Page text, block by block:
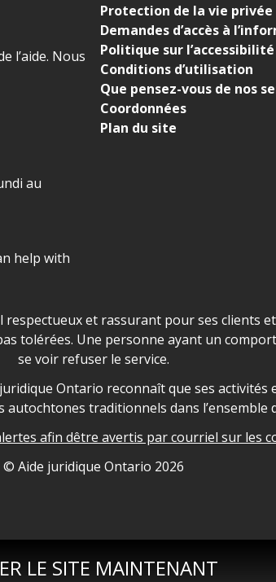
LE SITE MAINTENANT
l’aide. Nous
au
help with
Protection de la vie privée
Demandes d’accès à
Politique sur l’accessibilité
Conditions d’utilisation
Que pensez-vous de nos
Coordonnées
Plan du site
et rassurant pour ses clients
tolérées. Une personne ayant un
se voir refuser le service.
Ontario reconnaît que ses activités
traditionnels dans l’ensemble
afin dêtre avertis par courriel sur les
© Aide juridique Ontario 2026